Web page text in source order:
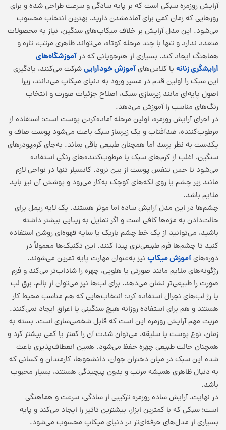
آرایش روزمره سبکی است که بر پایه سادگی و سرعت طراحی شده و برای
روزهایی که زمان کمی برای آماده‌شدن دارید، بهترین انتخاب محسوب
می‌شود. این مدل آرایش بر خلاف میکاپ‌های سنگین، نیاز به محصولات
متعدد ندارد و تنها با چند مرحله کوتاه، می‌تواند ظاهری مرتب، تازه و
هماهنگ ایجاد کند. بسیاری از هنرجویانی که درآموزشگاه‌های
آرایشگری زنانه یا کلاس‌هایآموزش خودآراییشرکت می‌کنند، یادگیری
این سبک را اولین قدم در مسیر ورود به دنیای میکاپ می‌دانند، زیرا
اصول پایه‌ای مانند زیرسازی سبک، اصلاح جزئیات صورت و انتخاب
رنگ‌های مناسب را آموزش می‌دهد.
در اجرای آرایش روزمره، اولین مرحله آماده‌کردن پوست است؛ استفاده از
مرطوب‌کننده، ضدآفتاب و یک زیرساز سبک باعث می‌شود پوست صاف و
یکدست به نظر برسد اما همچنان طبیعی باقی بماند. به‌جای کرم‌پودرهای
سنگین، اغلب از کرم‌های سبک یا مرطوب‌کننده‌های رنگی استفاده
می‌شود تا حس تنفس پوست از بین نرود. کانسیلر تنها در نواحی لازم
مانند زیر چشم یا روی لکه‌های کوچک به‌کار می‌رود و پوشش آن نیز باید
ملایم باشد.
چشم‌ها در این مدل آرایش ساده اما موثر هستند. یک لایه ریمل برای
حالت‌دادن به مژه‌ها کافی است و اگر تمایل به زیبایی بیشتر داشته
باشید، می‌توانید از یک خط چشم باریک یا سایه قهوه‌ای روشن استفاده
کنید تا چشم‌ها فرم طبیعی‌تری پیدا کنند. این تکنیک‌ها معمولاً در
دوره‌هایآموزش میکاپ نیز به‌عنوان مهارت پایه تمرین می‌شوند.
رژگونه‌های ملایم مانند صورتی یا هلویی، چهره را شاداب‌تر می‌کند و فرم
صورت را طبیعی‌تر نشان می‌دهد. برای لب‌ها نیز می‌توان از بالم، برق لب
یا رژ لب‌های نچرال استفاده کرد؛ انتخاب‌هایی که هم مناسب محیط کار
هستند و هم برای استفاده روزانه هیچ سنگینی یا اغراق ایجاد نمی‌کنند.
مزیت مهم آرایش روزمره این است که قابل شخصی‌سازی است. بسته به
زمان، نوع پوست یا سلیقه، می‌توان شدت آن را کمتر یا کمی بیشتر کرد و
همچنان حالت طبیعی چهره حفظ می‌شود. همین انعطاف‌پذیری باعث
شده این سبک در میان دختران جوان، دانشجوها، کارمندان و کسانی که
به دنبال ظاهری همیشه مرتب و بدون پیچیدگی هستند، بسیار محبوب
باشد.
در نهایت، آرایش ساده روزمره ترکیبی از سادگی، سرعت و هماهنگی
است؛ سبکی که با کمترین ابزار، بیشترین تاثیر را ایجاد می‌کند و پایه
بسیاری از مدل‌های حرفه‌ای‌تر در دنیای میکاپ محسوب می‌شود.